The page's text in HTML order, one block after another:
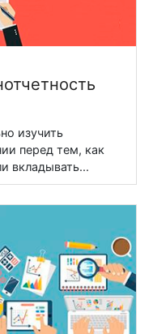
изучить
перед тем, как
вкладывать...